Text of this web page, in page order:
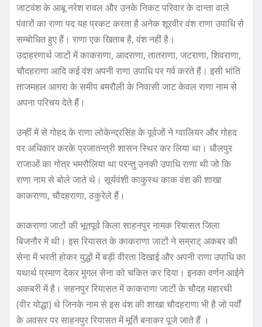
जाटवंश के आबू नरेश रावल और उनके निकट परिवार के दान्ता वाले
पंवारों का राणा पद यह प्रकट करता है अनेक शूरवीर वंश राणा उपाधि से
सम्बोधित हुए हैं। राणा एक खिताब है, वंश नहीं है।
उदाहरणार्थ जाटों में काकराणा, आदराणा, तातराणा, जटराणा, शिवराणा,
चौदहराणा आदि कई वंश अपनी राणा उपाधि पर गर्व करते हैं। इसी भांति
ताजमहल आगरा के समीप बमरौली के निवासी जाट केवल राणा नाम से
अपना परिचय देते हैं।
उन्हीं में से गोहद के राणा लोकेन्द्रसिंह के पूर्वजों ने ग्वालियर और गोहद
पर अधिकार करके प्रजातन्त्री शासन स्थिर कर लिया था। धौलपुर
राजाओं का गोत्र भमरौलिया था परन्तु उनकी उपाधि राणा थी जो कि
राणा नाम से बोले जाते थे। सूर्यवंशी काकुस्थ काक वंश की शाखा
काकराणा, चौदहराणा, ठकुरेले हैं।
काकराणा जाटों की भूतपूर्व किला साहनपुर नामक रियासत जिला
बिजनौर में थी। इस रियासत के काकराणा जाटों ने सम्राट् अकबर की
सेना में भरती होकर युद्धों में बड़ी वीरता दिखाई और अपनी राणा उपाधि का
यथार्थ प्रमाण देकर मुगल सेना को चकित कर दिया। इनका वर्णन आईने
अकबरी में है। सहनपुर रियासत में काकराणा जाटों के चौदह महारथी
(वीर योद्धा) थे जिनके नाम से इस वंश की शाखा चौदहराणा भी है जो पर्वों
के अवसर पर साहनपुर रियासत में मूर्ति बनाकर पूजे जाते हैं ।